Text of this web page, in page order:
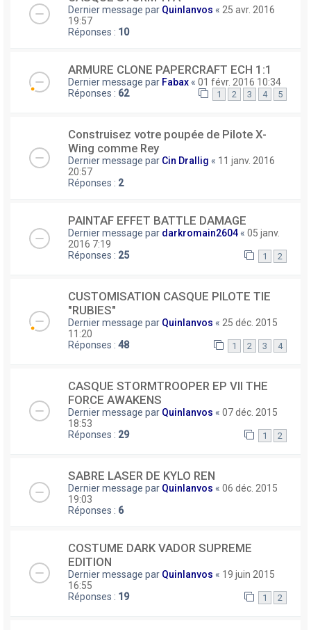
Dernier message par Quinlanvos « 25 avr. 2016
19:57
Réponses : 10
ARMURE CLONE PAPERCRAFT ECH 1:1
Dernier message par Fabax « 01 févr. 2016 10:34
Réponses : 62 1 2 3 4 5
Construisez votre poupée de Pilote X-
Wing comme Rey
Dernier message par Cin Drallig « 11 janv. 2016
20:57
Réponses : 2
PAINTAF EFFET BATTLE DAMAGE
Dernier message par darkromain2604 « 05 janv.
2016 7:19
Réponses : 25 1 2
CUSTOMISATION CASQUE PILOTE TIE
"RUBIES"
Dernier message par Quinlanvos « 25 déc. 2015
11:20
Réponses : 48 1 2 3 4
CASQUE STORMTROOPER EP VII THE
FORCE AWAKENS
Dernier message par Quinlanvos « 07 déc. 2015
18:53
Réponses : 29 1 2
SABRE LASER DE KYLO REN
Dernier message par Quinlanvos « 06 déc. 2015
19:03
Réponses : 6
COSTUME DARK VADOR SUPREME
EDITION
Dernier message par Quinlanvos « 19 juin 2015
16:55
Réponses : 19 1 2